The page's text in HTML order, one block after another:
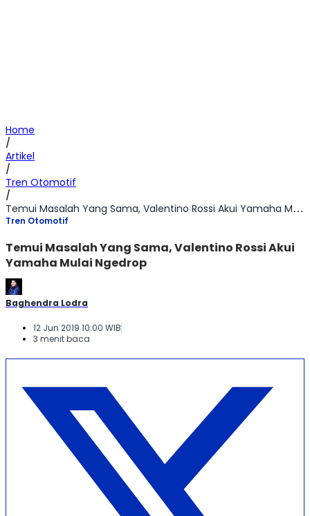
Home
/
Artikel
/
Tren Otomotif
/
Temui Masalah Yang Sama, Valentino Rossi Akui Yamaha Mulai Ngedrop
Tren Otomotif
Temui Masalah Yang Sama, Valentino Rossi Akui
Yamaha Mulai Ngedrop
Baghendra Lodra
12 Jun 2019 10:00 WIB
3 menit baca